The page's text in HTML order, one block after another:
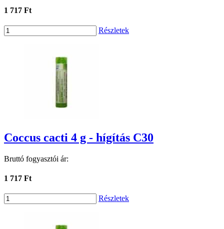
1 717 Ft
Részletek
Coccus cacti 4 g - hígítás C30
Bruttó fogyasztói ár:
1 717 Ft
Részletek